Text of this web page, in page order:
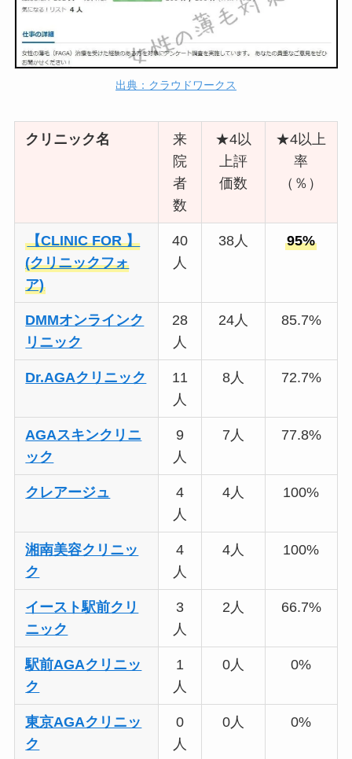
出典：クラウドワークス
クリニック名
来
院
者
数
★4以
上評
価数
★4以上
率
（％）
【CLINIC FOR 】
(クリニックフォ
ア)
40
人
38人 95%
DMMオンラインク
リニック
28
人
24人 85.7%
Dr.AGAクリニック
11
人
8人 72.7%
AGAスキンクリニ
ック
9
人
7人 77.8%
クレアージュ
4
人
4人 100%
湘南美容クリニッ
ク
4
人
4人 100%
イースト駅前クリ
ニック
3
人
2人 66.7%
駅前AGAクリニッ
ク
1
人
0人 0%
東京AGAクリニッ
ク
0
人
0人 0%